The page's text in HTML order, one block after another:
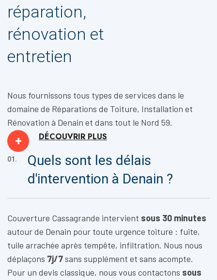
réparation,
rénovation et
entretien
Nous fournissons tous types de services dans le
domaine de Réparations de Toiture, Installation et
Rénovation à Denain et dans tout le Nord 59.
+ DÉCOUVRIR PLUS
01.
Quels sont les délais
d'intervention à Denain ?
Couverture Cassagrande intervient sous 30 minutes
autour de Denain pour toute urgence toiture : fuite,
tuile arrachée après tempête, infiltration. Nous nous
déplaçons 7j/7sans supplément et sans acompte.
Pour un devis classique, nous vous contactons sous